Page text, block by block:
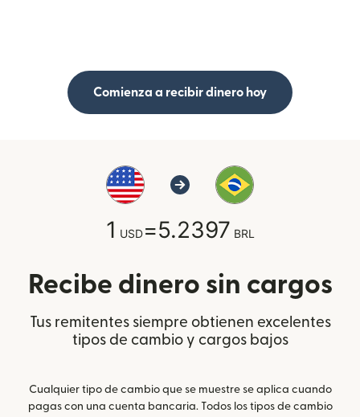
Comienza a recibir dinero hoy
1 USD=5.2397 BRL
Recibe dinero sin cargos
Tus remitentes siempre obtienen excelentes
tipos de cambio y cargos bajos
Cualquier tipo de cambio que se muestre se aplica cuando
pagas con una cuenta bancaria. Todos los tipos de cambio